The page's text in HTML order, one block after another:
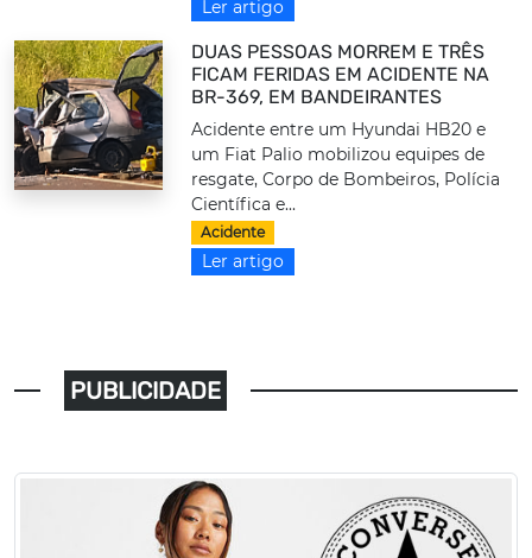
Ler artigo
DUAS PESSOAS MORREM E TRÊS
FICAM FERIDAS EM ACIDENTE NA
BR-369, EM BANDEIRANTES
Acidente entre um Hyundai HB20 e
um Fiat Palio mobilizou equipes de
resgate, Corpo de Bombeiros, Polícia
Científica e...
Acidente
Ler artigo
PUBLICIDADE